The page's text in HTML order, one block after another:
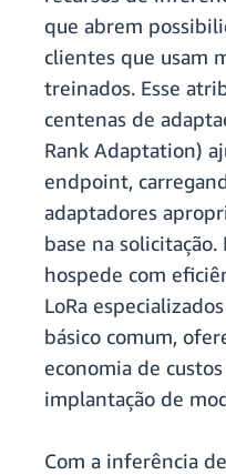
que abrem
clientes que usam
treinados. Esse
centenas de
Rank Adaptation)
endpoint,
adaptadores
base na
hospede com
LoRa
básico comum,
economia de
implantação de
Com a inferência